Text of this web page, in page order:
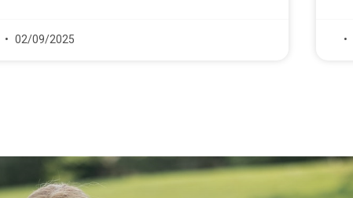
02/09/2025